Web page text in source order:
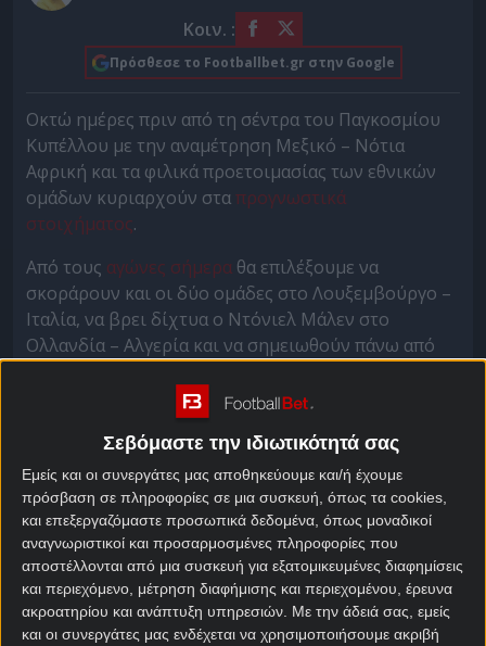
Σεβόμαστε την ιδιωτικότητά σας
Εμείς και οι συνεργάτες μας αποθηκεύουμε και/ή έχουμε
πρόσβαση σε πληροφορίες σε μια συσκευή, όπως τα cookies,
και επεξεργαζόμαστε προσωπικά δεδομένα, όπως μοναδικοί
αναγνωριστικοί και προσαρμοσμένες πληροφορίες που
αποστέλλονται από μια συσκευή για εξατομικευμένες διαφημίσεις
και περιεχόμενο, μέτρηση διαφήμισης και περιεχομένου, έρευνα
ακροατηρίου και ανάπτυξη υπηρεσιών. Με την άδειά σας, εμείς
και οι συνεργάτες μας ενδέχεται να χρησιμοποιήσουμε ακριβή
Κοιν. :
Πρόσθεσε το Footballbet.gr στην Google
Οκτώ ημέρες πριν από τη σέντρα του Παγκοσμίου
Κυπέλλου με την αναμέτρηση Μεξικό – Νότια
Αφρική και τα φιλικά προετοιμασίας των εθνικών
ομάδων κυριαρχούν σταπρογνωστικά
στοιχήματος.
Από τους αγώνες σήμερα θα επιλέξουμε να
σκοράρουν και οι δύο ομάδες στο Λουξεμβούργο –
Ιταλία, να βρει δίχτυα ο Ντόνιελ Μάλεν στο
Ολλανδία – Αλγερία και να σημειωθούν πάνω από
Λουξεμβούργο – Ιταλία
Προγνωστικά
Έχει πάψει προ πολλού να θεωρείται του… κλότσου
και του μπάτσου το Λουξεμβούργο, το οποίο τον
Μάρτιο εξασφάλισε την παραμονή του στη League C
του Nations League με δύο νίκες επί της Μάλτας σε
ισάριθμα παιχνίδια (2-0 εκτός και 3-0 εντός).